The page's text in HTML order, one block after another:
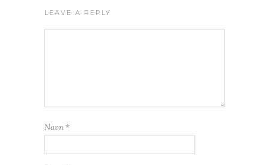
LEAVE A REPLY
Navn *